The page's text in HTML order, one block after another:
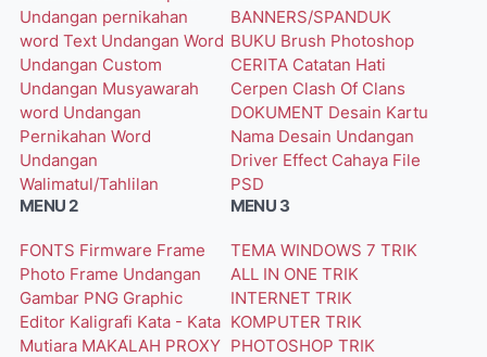
Undangan pernikahan
word Text Undangan Word
Undangan Custom
Undangan Musyawarah
word Undangan
Pernikahan Word
Undangan
Walimatul/Tahlilan
BANNERS/SPANDUK
BUKU Brush Photoshop
CERITA Catatan Hati
Cerpen Clash Of Clans
DOKUMENT Desain Kartu
Nama Desain Undangan
Driver Effect Cahaya File
PSD
MENU 2
FONTS Firmware Frame
Photo Frame Undangan
Gambar PNG Graphic
Editor Kaligrafi Kata - Kata
Mutiara MAKALAH PROXY
MENU 3
TEMA WINDOWS 7 TRIK
ALL IN ONE TRIK
INTERNET TRIK
KOMPUTER TRIK
PHOTOSHOP TRIK